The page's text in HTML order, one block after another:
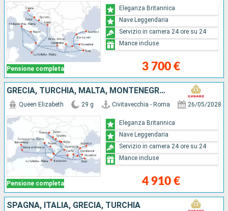
Pensione completa 3 700 €
Eleganza Britannica
Nave Leggendaria
Servizio in camera 24 ore su 24
Mance incluse
GRECIA, TURCHIA, MALTA, MONTENEGRO, CROAZIA, ITALIA, MAIORCA, SPAGNA
Pensione completa
Queen Elizabeth 29 g Civitavecchia - Roma 26/05/2028
4 910 €
Eleganza Britannica
Nave Leggendaria
Servizio in camera 24 ore su 24
Mance incluse
SPAGNA, ITALIA, GRECIA, TURCHIA